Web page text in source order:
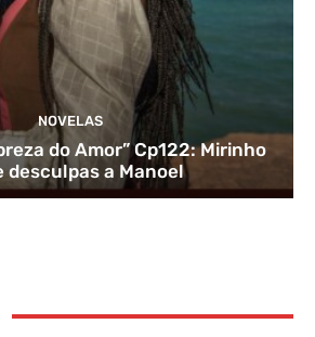
NOVELAS
do Amor” Cp122: Mirinho
desculpas a Manoel